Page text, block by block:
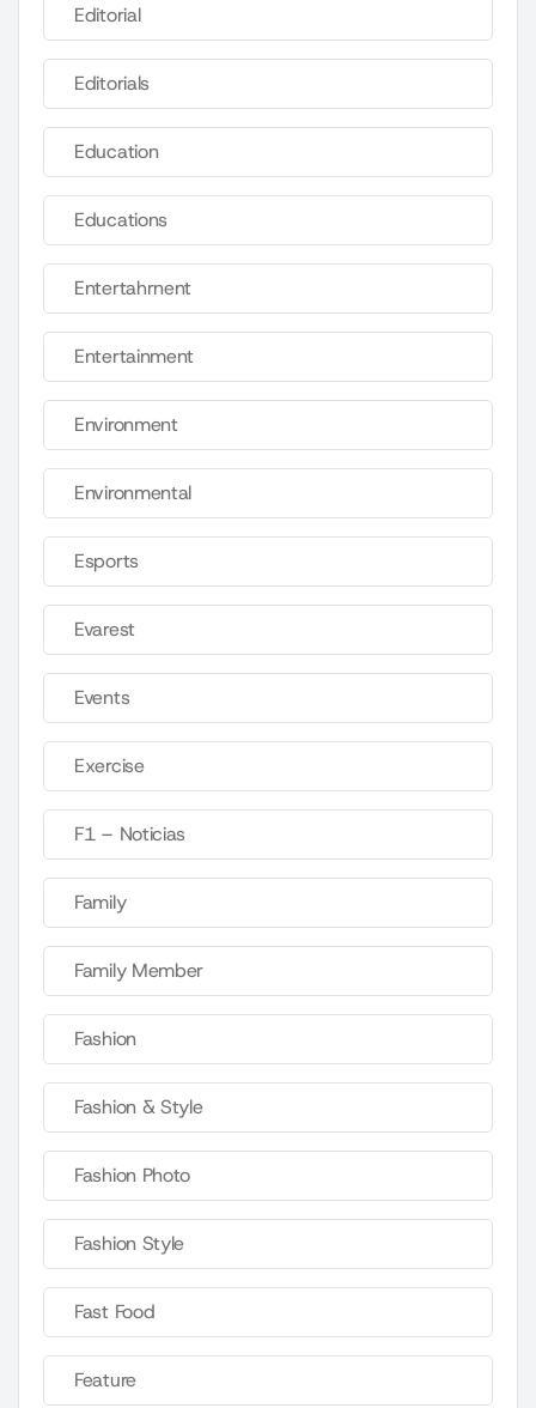
Editorial
Editorials
Education
Educations
Entertahrnent
Entertainment
Environment
Environmental
Esports
Evarest
Events
Exercise
F1 – Noticias
Family
Family Member
Fashion
Fashion & Style
Fashion Photo
Fashion Style
Fast Food
Feature